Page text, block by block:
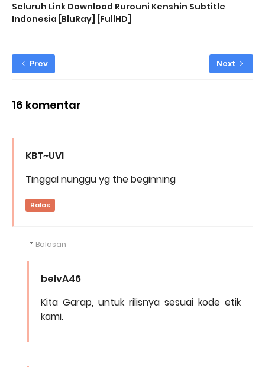
Seluruh Link Download Rurouni Kenshin Subtitle
Indonesia [BluRay] [FullHD]
Prev Next
16 komentar
KBT~UVI
Tinggal nunggu yg the beginning
Balas
Balasan
belvA46
Kita Garap, untuk rilisnya sesuai kode etik
kami.